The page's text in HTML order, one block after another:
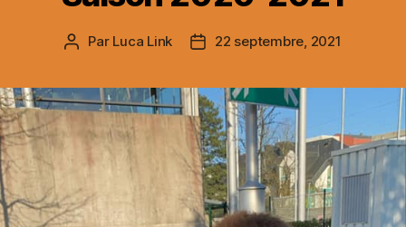
Auteur
Par Luca Link
Date22 septembre, 2021